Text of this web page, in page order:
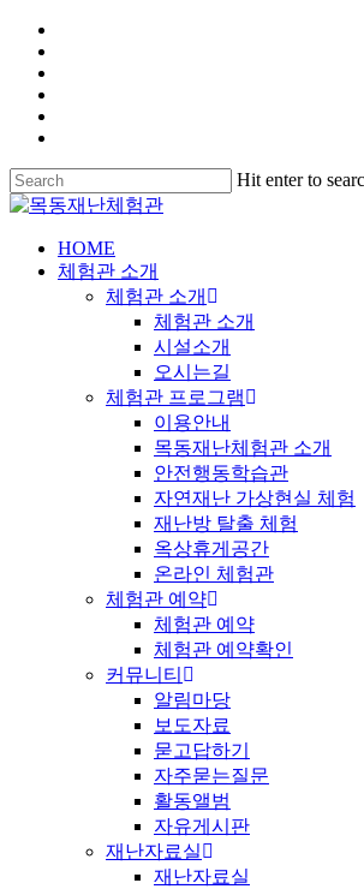
Hit enter to
HOME
체험관 소개
체험관 소개
체험관 소개
시설소개
오시는길
체험관 프로그램
이용안내
목동재난체험관 소개
안전행동학습관
자연재난 가상현실 체험
재난방 탈출 체험
옥상휴게공간
온라인 체험관
체험관 예약
체험관 예약
체험관 예약확인
커뮤니티
알림마당
보도자료
묻고답하기
자주묻는질문
활동앨범
자유게시판
재난자료실
재난자료실